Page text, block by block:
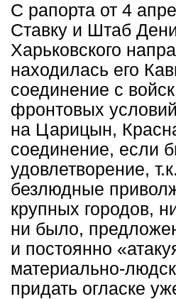
С рапорта от 4
Ставку и Штаб
Харьковского
находилась его
соединение с
фронтовых
на Царицын,
соединение, если
удовлетворение,
безлюдные
крупных городов,
ни было,
и постоянно
материально-
придать огласке